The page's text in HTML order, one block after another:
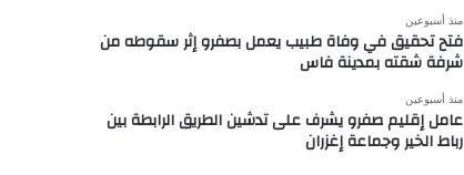
منذ أسبوعين
فتح تحقيق في وفاة طبيب يعمل بصفرو إثر سقوطه من
شرفة شقته بمدينة فاس
منذ أسبوعين
عامل إقليم صفرو يشرف على تدشين الطريق الرابطة بين
رباط الخير وجماعة إغزران